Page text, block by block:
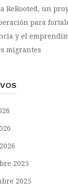
ReRooted, un
para
y el
migrantes
2025
2025